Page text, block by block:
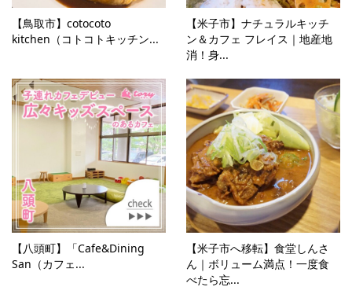
【鳥取市】cotocoto
kitchen（コトコトキッチン...
【米子市】ナチュラルキッチ
ン＆カフェ フレイス｜地産地
消！身...
【八頭町】「Cafe&Dining
San（カフェ...
【米子市へ移転】食堂しんさ
ん｜ボリューム満点！一度食
べたら忘...